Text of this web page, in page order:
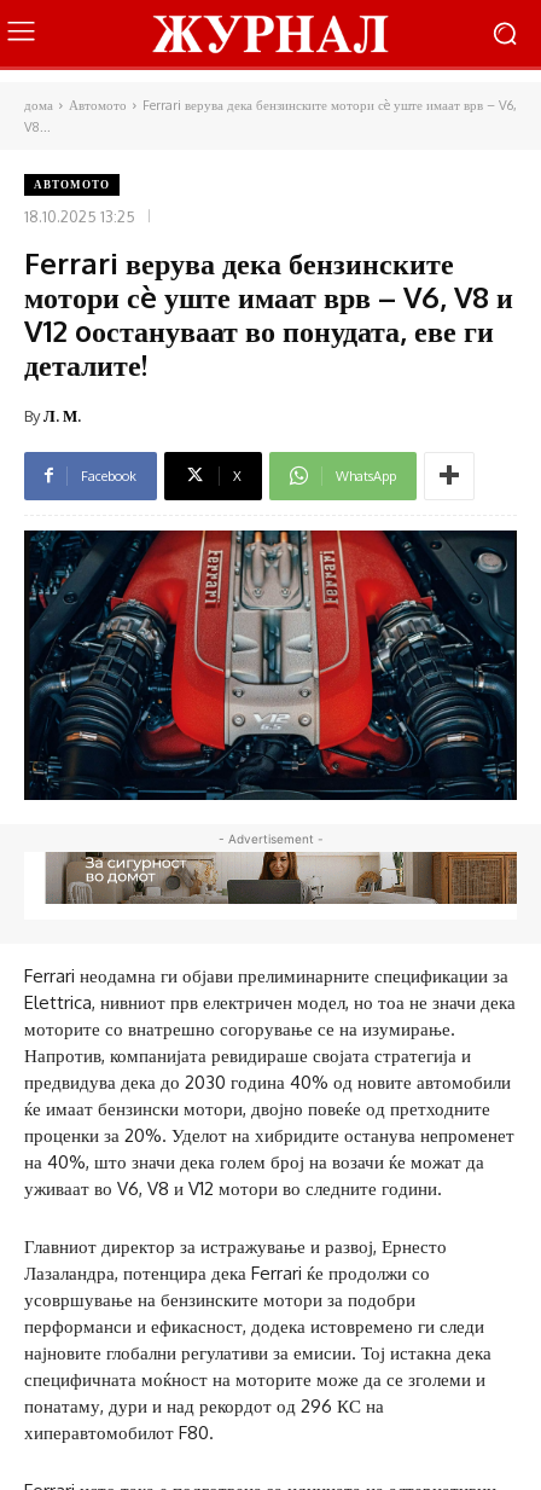
дома Автомото
Ferrari верува дека бензинските мотори сè уште имаат врв – V6,
V8...
АВТОМОТО
18.10.2025 13:25
Ferrari верува дека бензинските
мотори сè уште имаат врв – V6, V8 и
V12 oостануваат во понудата, еве ги
деталите!
ByЛ. М.
Facebook X WhatsApp
- Advertisement -
Ferrari неодамна ги објави прелиминарните спецификации за
Elettrica, нивниот прв електричен модел, но тоа не значи дека
моторите со внатрешно согорување се на изумирање.
Напротив, компанијата ревидираше својата стратегија и
предвидува дека до 2030 година 40% од новите автомобили
ќе имаат бензински мотори, двојно повеќе од претходните
проценки за 20%. Уделот на хибридите останува непроменет
на 40%, што значи дека голем број на возачи ќе можат да
уживаат во V6, V8 и V12 мотори во следните години.
Главниот директор за истражување и развој, Ернесто
Лазаландра, потенцира дека Ferrari ќе продолжи со
усовршување на бензинските мотори за подобри
перформанси и ефикасност, додека истовремено ги следи
најновите глобални регулативи за емисии. Тој истакна дека
специфичната моќност на моторите може да се зголеми и
понатаму, дури и над рекордот од 296 КС на
хиперавтомобилот F80.